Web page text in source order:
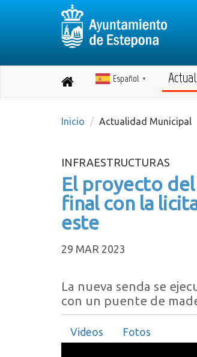
Destino:
inicio
Español ▼
Inicio Actualidad Municipal
INFRAESTRUCTURAS
El proyecto
final con la
este
29 MAR 2023
La nueva senda se
con un puente de
Videos Fotos